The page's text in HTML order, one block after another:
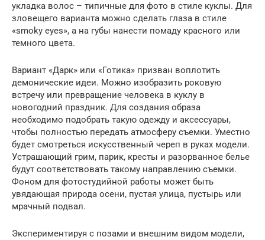
укладка волос – типичные для фото в стиле куклы. Для
зловещего варианта можно сделать глаза в стиле
«smoky eyes», а на губы нанести помаду красного или
темного цвета.
Вариант «Дарк» или «Готика» призван воплотить
демонические идеи. Можно изобразить роковую
встречу или превращение человека в куклу в
новогодний праздник. Для создания образа
необходимо подобрать такую одежду и аксессуары,
чтобы полностью передать атмосферу съемки. Уместно
будет смотреться искусственный череп в руках модели.
Устрашающий грим, парик, кресты и разорванное белье
будут соответствовать такому направлению съемки.
Фоном для фотостудийной работы может быть
увядающая природа осени, пустая улица, пустырь или
мрачный подвал.
Экспериментируя с позами и внешним видом модели,